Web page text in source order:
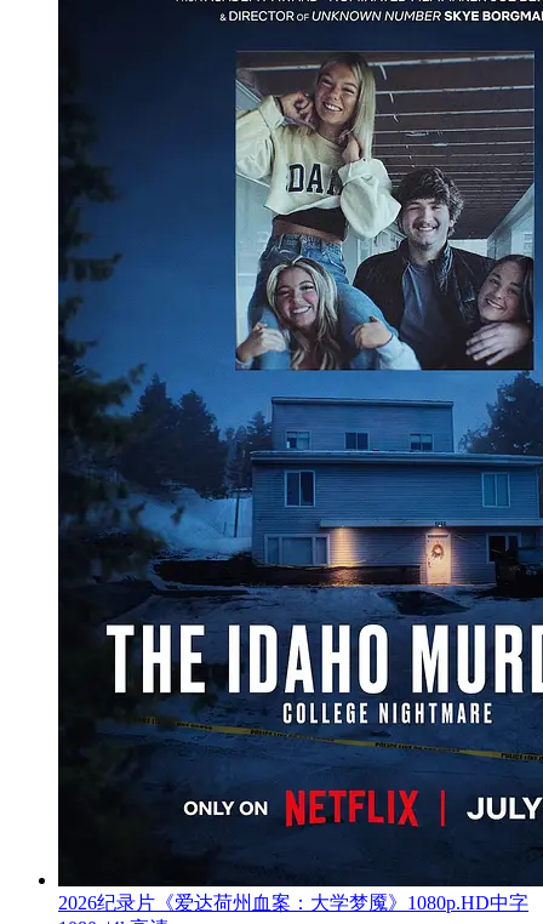
2026纪录片《爱达荷州血案：大学梦魇》1080p.HD中字